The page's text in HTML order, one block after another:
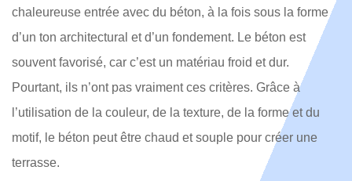
chaleureuse entrée avec du béton, à la fois sous la forme
d’un ton architectural et d’un fondement. Le béton est
souvent favorisé, car c’est un matériau froid et dur.
Pourtant, ils n’ont pas vraiment ces critères. Grâce à
l’utilisation de la couleur, de la texture, de la forme et du
motif, le béton peut être chaud et souple pour créer une
terrasse.